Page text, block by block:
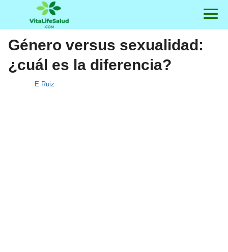
Género versus sexualidad:
¿cuál es la diferencia?
E Ruiz